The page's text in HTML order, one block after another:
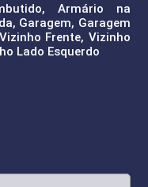
Armário na
Garagem, Garagem
Frente, Vizinho
Lado Esquerdo